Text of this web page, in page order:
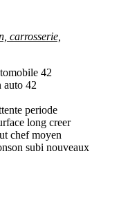
carrosserie,
periode
long creer
chef moyen
subi nouveaux